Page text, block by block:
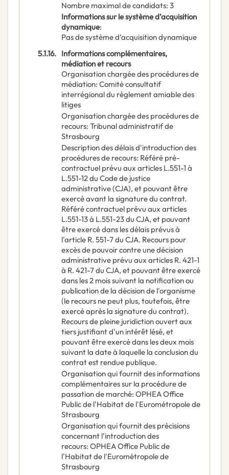
Nombre maximal de candidats: 3
Informations sur le système d’acquisition
dynamique:
Pas de système d’acquisition dynamique
5.1.16. Informations complémentaires,
médiation et recours
Organisation chargée des procédures de
médiation: Comité consultatif
interrégional du règlement amiable des
litiges
Organisation chargée des procédures de
recours: Tribunal administratif de
Strasbourg
Description des délais d'introduction des
procédures de recours: Référé pré-
contractuel prévu aux articles L.551-1 à
L.551-12 du Code de justice
administrative (CJA), et pouvant être
exercé avant la signature du contrat.
Référé contractuel prévu aux articles
L.551-13 à L.551-23 du CJA, et pouvant
être exercé dans les délais prévus à
l'article R. 551-7 du CJA. Recours pour
excès de pouvoir contre une décision
administrative prévu aux articles R. 421-1
à R. 421-7 du CJA, et pouvant être exercé
dans les 2 mois suivant la notification ou
publication de la décision de l'organisme
(le recours ne peut plus, toutefois, être
exercé après la signature du contrat).
Recours de pleine juridiction ouvert aux
tiers justifiant d'un intérêt lésé, et
pouvant être exercé dans les deux mois
suivant la date à laquelle la conclusion du
contrat est rendue publique.
Organisation qui fournit des informations
complémentaires sur la procédure de
passation de marché: OPHEA Office
Public de l'Habitat de l'Eurométropole de
Strasbourg
Organisation qui fournit des précisions
concernant l’introduction des
recours: OPHEA Office Public de
l'Habitat de l'Eurométropole de
Strasbourg